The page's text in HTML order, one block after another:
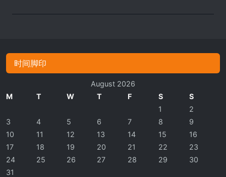
时间脚印
August 2026
M
T W T F S S
1
2
3
4 5 6 7 8
9
10
11 12 13 14 15
16
17
18 19 20 21 22
23
24
25 26 27 28 29
30
31